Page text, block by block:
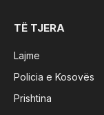
TË TJERA
Lajme
Policia e Kosovës
Prishtina